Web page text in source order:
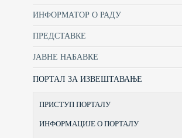
ИНФОРМАТОР О РАДУ
ПРЕДСТАВКЕ
ЈАВНЕ НАБАВКЕ
ПОРТАЛ ЗА ИЗВЕШТАВАЊЕ
ПРИСТУП ПОРТАЛУ
ИНФОРМАЦИЈЕ О ПОРТАЛУ